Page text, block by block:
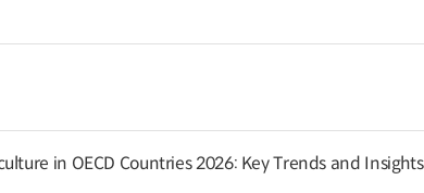
in OECD Countries 2026: Key Trends and Insights